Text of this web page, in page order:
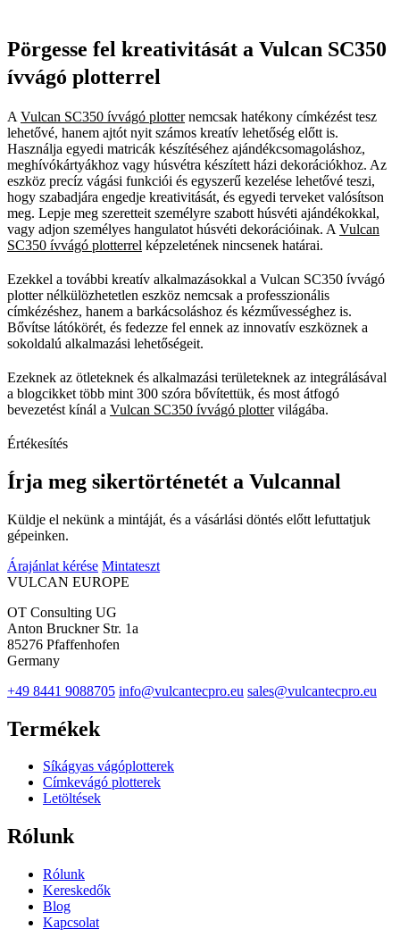
Pörgesse fel kreativitását a Vulcan SC350
ívvágó plotterrel
A Vulcan SC350 ívvágó plotternemcsak hatékony címkézést tesz
lehetővé, hanem ajtót nyit számos kreatív lehetőség előtt is.
Használja egyedi matricák készítéséhez ajándékcsomagoláshoz,
meghívókártyákhoz vagy húsvétra készített házi dekorációkhoz. Az
eszköz precíz vágási funkciói és egyszerű kezelése lehetővé teszi,
hogy szabadjára engedje kreativitását, és egyedi terveket valósítson
meg. Lepje meg szeretteit személyre szabott húsvéti ajándékokkal,
vagy adjon személyes hangulatot húsvéti dekorációinak. A Vulcan
SC350 ívvágó plotterrel képzeletének nincsenek határai.
Ezekkel a további kreatív alkalmazásokkal a Vulcan SC350 ívvágó
plotter nélkülözhetetlen eszköz nemcsak a professzionális
címkézéshez, hanem a barkácsoláshoz és kézművességhez is.
Bővítse látókörét, és fedezze fel ennek az innovatív eszköznek a
sokoldalú alkalmazási lehetőségeit.
Ezeknek az ötleteknek és alkalmazási területeknek az integrálásával
a blogcikket több mint 300 szóra bővítettük, és most átfogó
bevezetést kínál a Vulcan SC350 ívvágó plottervilágába.
Értékesítés
Írja meg sikertörténetét a Vulcannal
Küldje el nekünk a mintáját, és a vásárlási döntés előtt lefuttatjuk
gépeinken.
Árajánlat kérése Mintateszt
VULCAN EUROPE
OT Consulting UG
Anton Bruckner Str. 1a
85276 Pfaffenhofen
Germany
+49 8441 9088705 info@vulcantecpro.eu sales@vulcantecpro.eu
Termékek
Síkágyas vágóplotterek
Címkevágó plotterek
Letöltések
Rólunk
Rólunk
Kereskedők
Blog
Kapcsolat